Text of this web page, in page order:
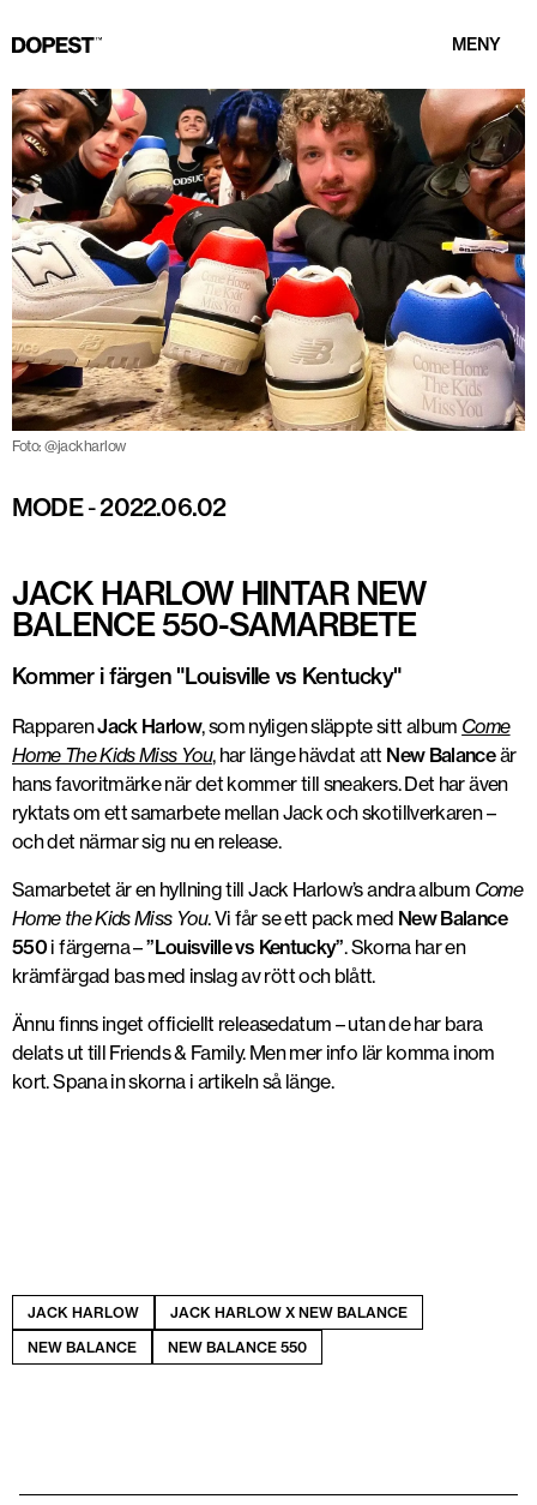
MENY
Foto: @jackharlow
MODE-2022.06.02
JACK HARLOW HINTAR NEW
BALENCE 550-SAMARBETE
Kommer i färgen "Louisville vs Kentucky"
RapparenJack Harlow, som nyligen släppte sitt album Come
Home The Kids Miss You, har länge hävdat att New Balanceär
hans favoritmärke när det kommer till sneakers. Det har även
ryktats om ett samarbete mellan Jack och skotillverkaren –
och det närmar sig nu en release.
Samarbetet är en hyllning till Jack Harlow’s andra album Come
Home the Kids Miss You. Vi får se ett pack med New Balance
550i färgerna –”Louisville vs Kentucky”. Skorna har en
krämfärgad bas med inslag av rött och blått.
Ännu finns inget officiellt releasedatum – utan de har bara
delats ut till Friends & Family. Men mer info lär komma inom
kort. Spana in skorna i artikeln så länge.
JACK HARLOW
JACK HARLOW X NEW BALANCE
NEW BALANCE
NEW BALANCE 550